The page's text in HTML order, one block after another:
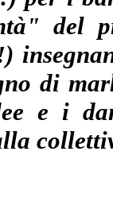
del
di
e i